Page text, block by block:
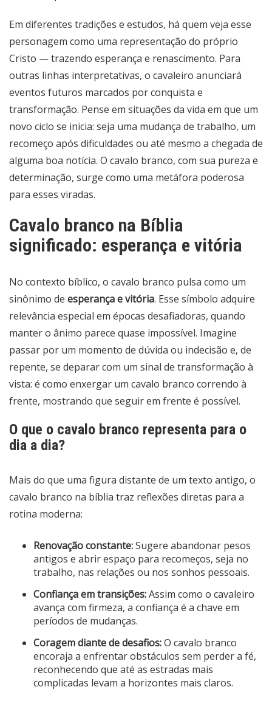
Em diferentes tradições e estudos, há quem veja esse
personagem como uma representação do próprio
Cristo — trazendo esperança e renascimento. Para
outras linhas interpretativas, o cavaleiro anunciará
eventos futuros marcados por conquista e
transformação. Pense em situações da vida em que um
novo ciclo se inicia: seja uma mudança de trabalho, um
recomeço após dificuldades ou até mesmo a chegada de
alguma boa notícia. O cavalo branco, com sua pureza e
determinação, surge como uma metáfora poderosa
para esses viradas.
Cavalo branco na Bíblia
significado: esperança e vitória
No contexto bíblico, o cavalo branco pulsa como um
sinônimo de esperança e vitória. Esse símbolo adquire
relevância especial em épocas desafiadoras, quando
manter o ânimo parece quase impossível. Imagine
passar por um momento de dúvida ou indecisão e, de
repente, se deparar com um sinal de transformação à
vista: é como enxergar um cavalo branco correndo à
frente, mostrando que seguir em frente é possível.
O que o cavalo branco representa para o
dia a dia?
Mais do que uma figura distante de um texto antigo, o
cavalo branco na bíblia traz reflexões diretas para a
rotina moderna:
Renovação constante:Sugere abandonar pesos
antigos e abrir espaço para recomeços, seja no
trabalho, nas relações ou nos sonhos pessoais.
Confiança em transições:Assim como o cavaleiro
avança com firmeza, a confiança é a chave em
períodos de mudanças.
Coragem diante de desafios:O cavalo branco
encoraja a enfrentar obstáculos sem perder a fé,
reconhecendo que até as estradas mais
complicadas levam a horizontes mais claros.